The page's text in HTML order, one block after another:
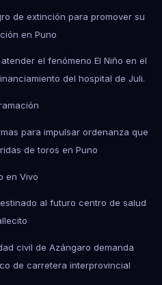
de extinción para promover su
en Puno
el fenómeno El Niño en el
del hospital de Juli.
para impulsar ordenanza que
de toros en Puno
en Vivo
al futuro centro de salud
civil de Azángaro demanda
de carretera interprovincial